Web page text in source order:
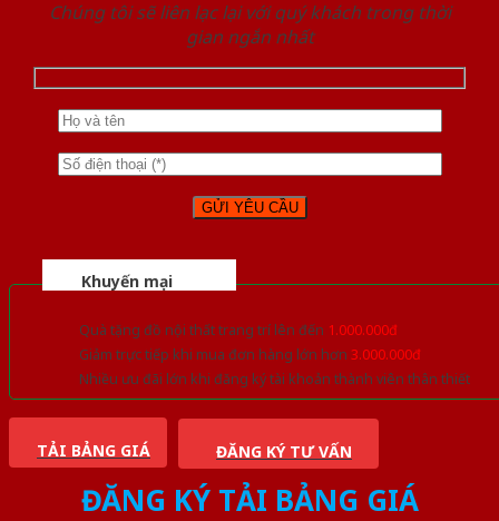
Chúng tôi sẽ liên lạc lại với quý khách trong thời
gian ngắn nhất
Khuyến mại
Quà tặng đồ nội thất trang trí lên đến 1.000.000đ
Giảm trực tiếp khi mua đơn hàng lớn hơn 3.000.000đ
Nhiều ưu đãi lớn khi đăng ký tài khoản thành viên thân thiết
TẢI BẢNG GIÁ ĐĂNG KÝ TƯ VẤN
ĐĂNG KÝ TẢI BẢNG GIÁ